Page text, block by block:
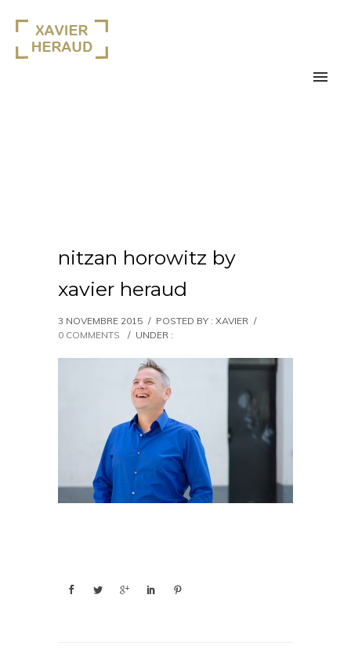
nitzan horowitz by
xavier heraud
3 NOVEMBRE 2015 / POSTED BY : XAVIER /
0 COMMENTS
/ UNDER :